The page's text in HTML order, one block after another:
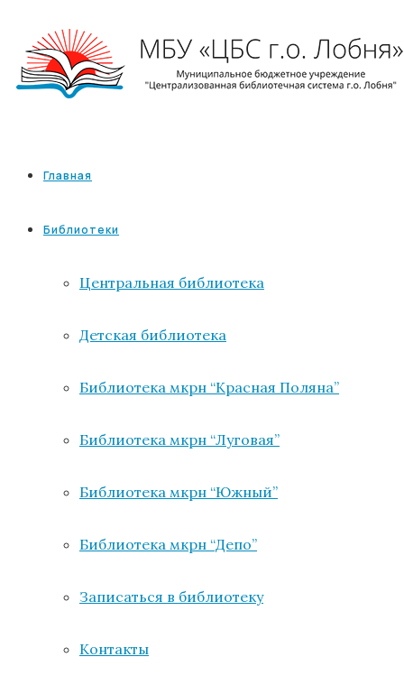
Главная
Библиотеки
Центральная библиотека
Детская библиотека
Библиотека мкрн “Красная Поляна”
Библиотека мкрн “Луговая”
Библиотека мкрн “Южный”
Библиотека мкрн “Депо”
Записаться в библиотеку
Контакты